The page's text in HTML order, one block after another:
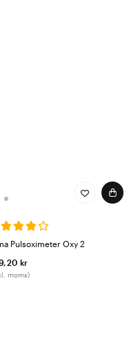
Pulsoximeter Oxy 2
kr
moms)